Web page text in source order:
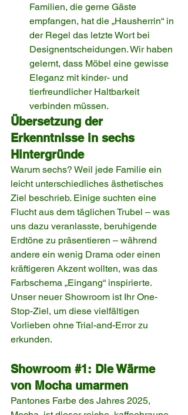
Familien, die gerne Gäste
empfangen, hat die „Hausherrin“ in
der Regel das letzte Wort bei
Designentscheidungen. Wir haben
gelernt, dass Möbel eine gewisse
Eleganz mit kinder- und
tierfreundlicher Haltbarkeit
verbinden müssen.
Übersetzung der
Erkenntnisse in sechs
Hintergründe
Warum sechs? Weil jede Familie ein
leicht unterschiedliches ästhetisches
Ziel beschrieb. Einige suchten eine
Flucht aus dem täglichen Trubel – was
uns dazu veranlasste, beruhigende
Erdtöne zu präsentieren – während
andere ein wenig Drama oder einen
kräftigeren Akzent wollten, was das
Farbschema „Eingang“ inspirierte.
Unser neuer Showroom ist Ihr One-
Stop-Ziel, um diese vielfältigen
Vorlieben ohne Trial-and-Error zu
erkunden.
Showroom #1: Die Wärme
von Mocha umarmen
Pantones Farbe des Jahres 2025,